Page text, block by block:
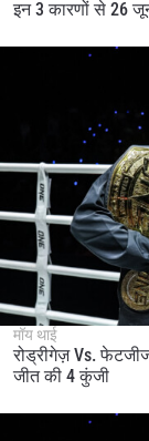
इन 3 कारणों से 26
मॉय थाई
रोड्रीगेज़ Vs.
जीत की 4 कुंजी